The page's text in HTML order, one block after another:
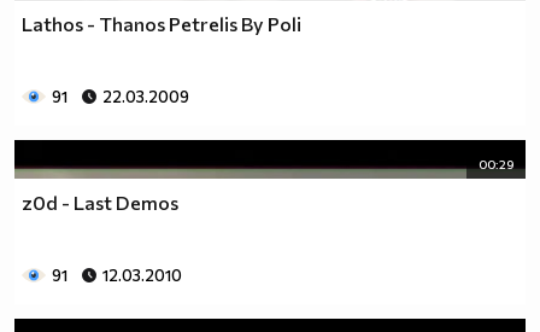
Lathos - Thanos Petrelis By Poli
91 22.03.2009
00:29
z0d - Last Demos
91 12.03.2010